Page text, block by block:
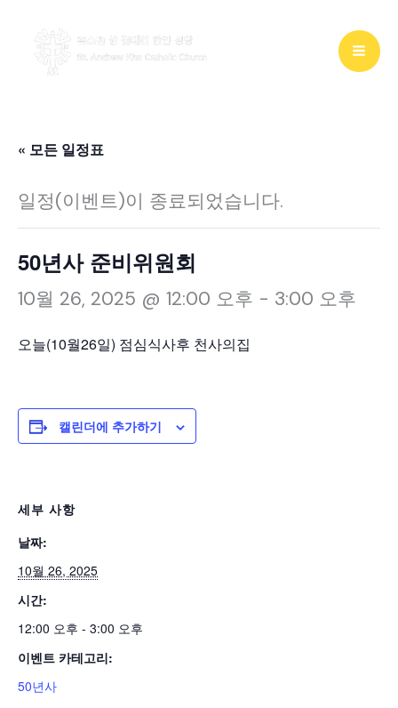
« 모든 일정표
일정(이벤트)이 종료되었습니다.
50년사 준비위원회
10월 26, 2025 @ 12:00 오후 - 3:00 오후
오늘(10월26일) 점심식사후 천사의집
캘린더에 추가하기
세부 사항
날짜:
10월 26, 2025
시간:
12:00 오후 - 3:00 오후
이벤트 카테고리:
50년사